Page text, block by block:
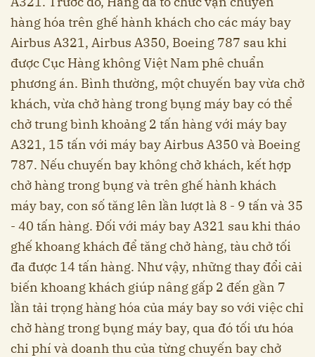
hàng hóa trên ghế hành khách cho các máy bay
Airbus A321, Airbus A350, Boeing 787 sau khi
được Cục Hàng không Việt Nam phê chuẩn
phương án. Bình thường, một chuyến bay vừa chở
khách, vừa chở hàng trong bụng máy bay có thể
chở trung bình khoảng 2 tấn hàng với máy bay
A321, 15 tấn với máy bay Airbus A350 và Boeing
787. Nếu chuyến bay không chở khách, kết hợp
chở hàng trong bụng và trên ghế hành khách
máy bay, con số tăng lên lần lượt là 8 - 9 tấn và 35
- 40 tấn hàng. Đối với máy bay A321 sau khi tháo
ghế khoang khách để tăng chở hàng, tàu chở tối
đa được 14 tấn hàng. Như vậy, những thay đổi cải
biến khoang khách giúp nâng gấp 2 đến gần 7
lần tải trọng hàng hóa của máy bay so với việc chỉ
chở hàng trong bụng máy bay, qua đó tối ưu hóa
chi phí và doanh thu của từng chuyến bay chở